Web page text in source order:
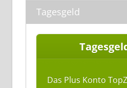
Tagesgeld
Das Plus Konto